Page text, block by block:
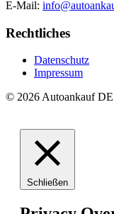
E-Mail:
Rechtliches
Datenschutz
Impressum
© 2026 Autoankauf
Schließen